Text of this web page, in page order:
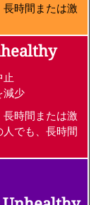
時間または激
止
減少
時間または激
でも、長時間